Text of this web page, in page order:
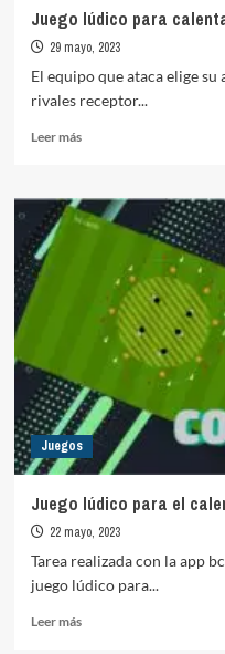
Juego lúdico para
29 mayo, 2023
El equipo que ataca elige su
rivales receptor...
Leer másLeer
Juego
lúdico
calentamiento:
Juegos
Juego lúdico para el
22 mayo, 2023
Tarea realizada con la app
juego lúdico para...
Leer másLeer